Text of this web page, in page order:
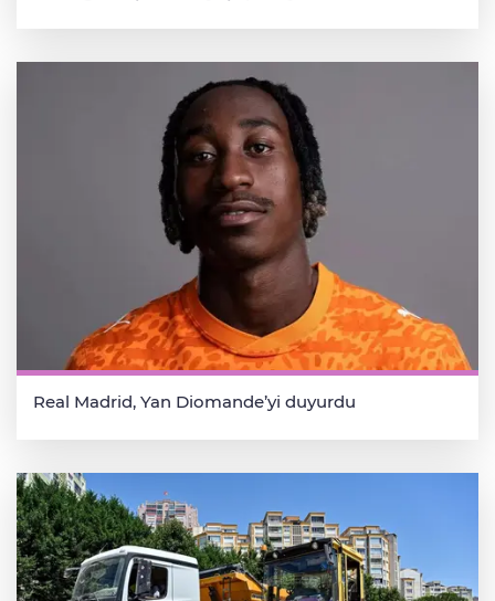
Real Madrid, Yan Diomande’yi duyurdu